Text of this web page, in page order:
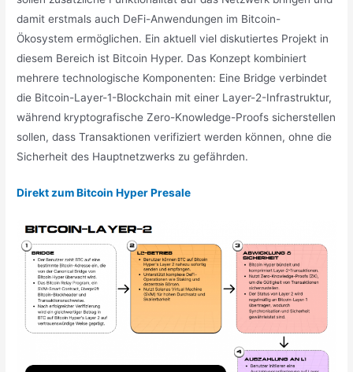
damit erstmals auch DeFi-Anwendungen im Bitcoin-
Ökosystem ermöglichen. Ein aktuell viel diskutiertes Projekt in
diesem Bereich ist Bitcoin Hyper. Das Konzept kombiniert
mehrere technologische Komponenten: Eine Bridge verbindet
die Bitcoin-Layer-1-Blockchain mit einer Layer-2-Infrastruktur,
während kryptografische Zero-Knowledge-Proofs sicherstellen
sollen, dass Transaktionen verifiziert werden können, ohne die
Sicherheit des Hauptnetzwerks zu gefährden.
Direkt zum Bitcoin Hyper Presale